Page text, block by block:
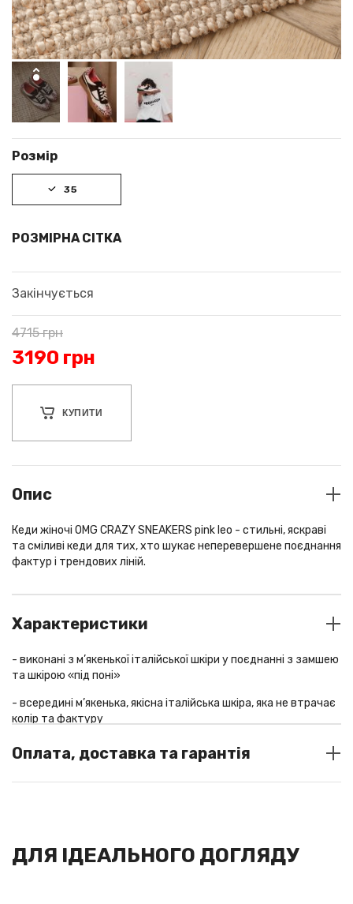
Розмір
35
РОЗМІРНА СІТКА
Закінчується
4715грн
3190 грн
КУПИТИ
Опис
Кеди жіночі OMG CRAZY SNEAKERS pink leo - стильні, яскраві
та сміливі кеди для тих, хто шукає неперевершене поєднання
фактур і трендових ліній.
Характеристики
- виконані з м’якенької італійської шкіри у поєднанні з замшею
та шкірою «під поні»
- всередині м’якенька, якісна італійська шкіра, яка не втрачає
колір та фактуру
- трендова підошва
Оплата, доставка та гарантія
післяплата (за передоплатою 200/250 грн, у разі відмови від
ДЛЯ ІДЕАЛЬНОГО ДОГЛЯДУ